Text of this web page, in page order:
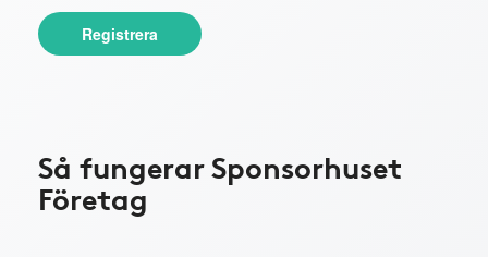
Registrera
Så fungerar Sponsorhuset
Företag